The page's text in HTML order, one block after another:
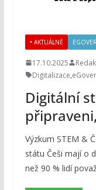
• AKTUÁLNĚ
17.10.2025
Digitalizace,
Digitální
Výzkum STEM &
státu Češi mají o
než 90 % lidí